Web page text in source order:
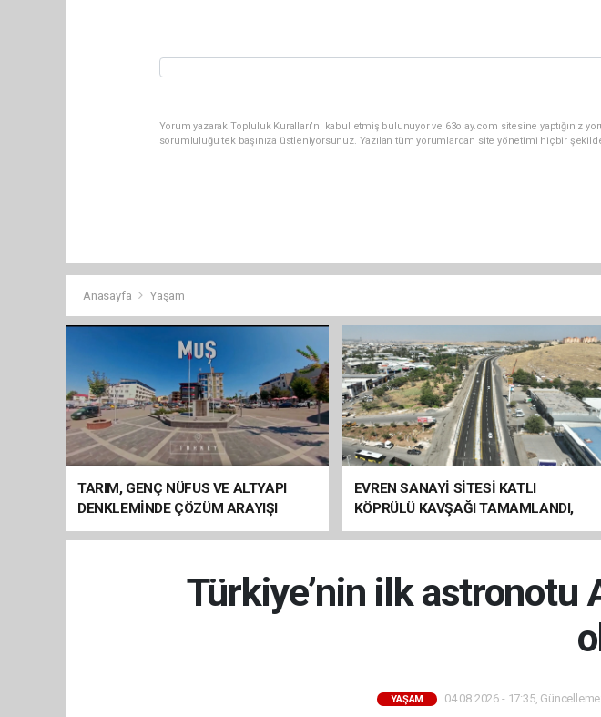
Yorum yazarak Topluluk Kuralları’nı kabul etmiş bulunuyor ve 63olay.com sitesine yaptığınız
sorumluluğu tek başınıza üstleniyorsunuz. Yazılan tüm yorumlardan site yönetimi hiçbir
Anasayfa Yaşam
TARIM, GENÇ NÜFUS VE ALTYAPI
DENKLEMİNDE ÇÖZÜM ARAYIŞI
EVREN SANAYİ SİTESİ KATLI
KÖPRÜLÜ KAVŞAĞI TAMAMLANDI,
ARAÇ GEÇİŞLERİ BAŞLADI
Türkiye’nin ilk astronotu
YAŞAM 04.08.2026 - 17:35,